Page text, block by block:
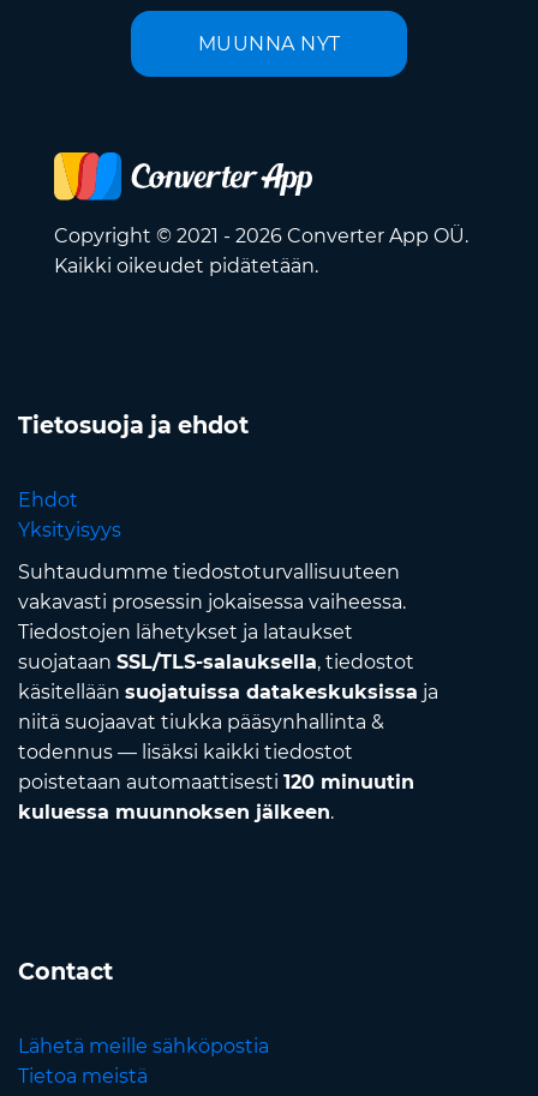
MUUNNA NYT
Copyright © 2021 - 2026 Converter App OÜ.
Kaikki oikeudet pidätetään.
Tietosuoja ja ehdot
Ehdot
Yksityisyys
Suhtaudumme tiedostoturvallisuuteen
vakavasti prosessin jokaisessa vaiheessa.
Tiedostojen lähetykset ja lataukset
suojataan SSL/TLS-salauksella, tiedostot
käsitellään suojatuissa datakeskuksissa ja
niitä suojaavat tiukka pääsynhallinta &
todennus — lisäksi kaikki tiedostot
poistetaan automaattisesti 120 minuutin
kuluessa muunnoksen jälkeen.
Contact
Lähetä meille sähköpostia
Tietoa meistä